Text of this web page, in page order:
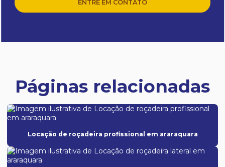
ENTRE EM CONTATO
Páginas relacionadas
Locação de roçadeira profissional em araraquara